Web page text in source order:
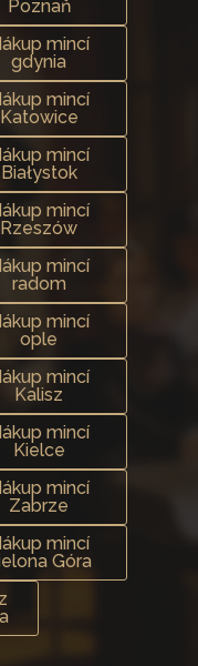
Poznaň
mincí
gdynia
mincí
Katowice
mincí
Białystok
mincí
Rzeszów
mincí
radom
mincí
ople
mincí
Kalisz
mincí
Kielce
mincí
Zabrze
mincí
Góra